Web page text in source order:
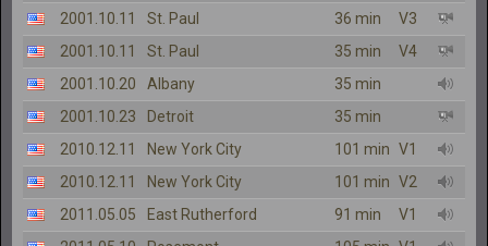
2001.10.11
St. Paul 36 min
V3
2001.10.11
St. Paul 35 min
V4
2001.10.20
Albany
35 min
2001.10.23
Detroit
35 min
2010.12.11
New York City 101 min V1
2010.12.11
New York City 101 min V2
2011.05.05
East Rutherford 91 min
V1